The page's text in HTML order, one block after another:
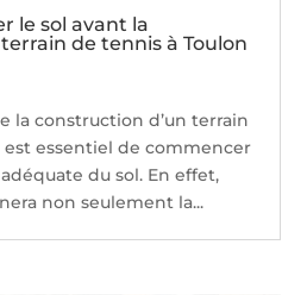
le sol avant la
de tennis à Toulon
la construction d’un terrain
est essentiel de commencer
du sol. En effet,
non seulement la...